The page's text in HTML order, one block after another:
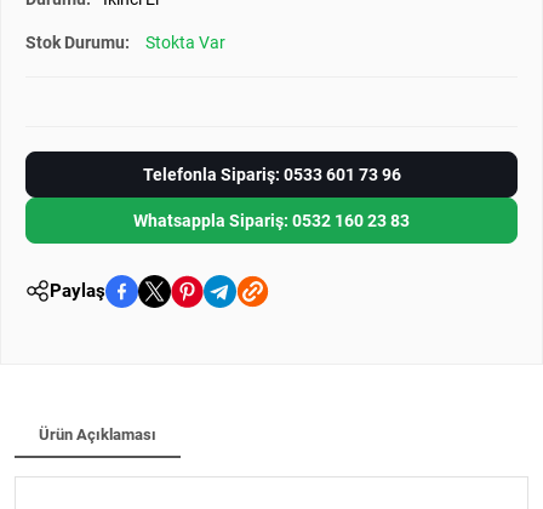
Stok Durumu: Stokta Var
Telefonla Sipariş: 0533 601 73 96
Whatsappla Sipariş: 0532 160 23 83
Paylaş
Ürün Açıklaması